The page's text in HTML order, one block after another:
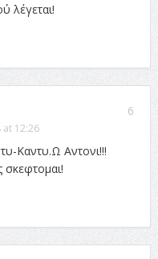
λέγεται!
6
12:26
Καντυ.Ω Αντονι!!!
σκεφτομαι!